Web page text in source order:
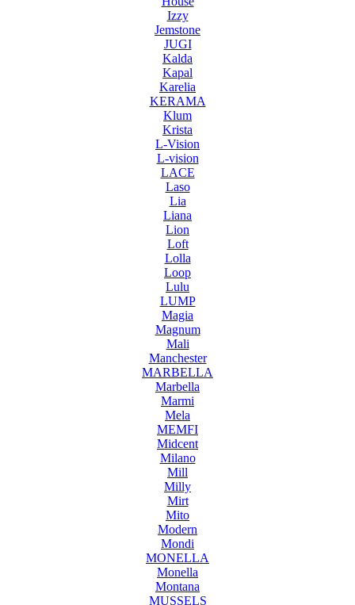
Izzy
Jemstone
JUGI
Kalda
Kapal
Karelia
KERAMA
Klum
Krista
L-Vision
L-vision
LACE
Laso
Lia
Liana
Lion
Loft
Lolla
Loop
Lulu
LUMP
Magia
Magnum
Mali
Manchester
MARBELLA
Marbella
Marmi
Mela
MEMFI
Midcent
Milano
Mill
Milly
Mirt
Mito
Modern
Mondi
MONELLA
Monella
Montana
MUSSELS